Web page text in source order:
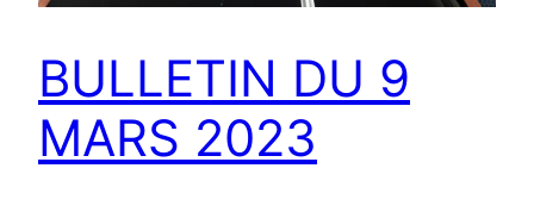
BULLETIN DU 9
MARS 2023